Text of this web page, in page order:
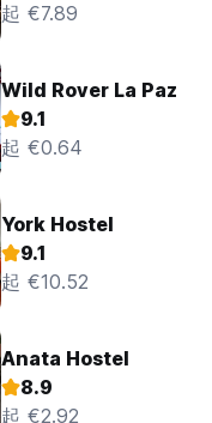
起 €7.89
Wild Rover La Paz
9.1
起 €0.64
York Hostel
9.1
起 €10.52
Anata Hostel
8.9
起 €2.92